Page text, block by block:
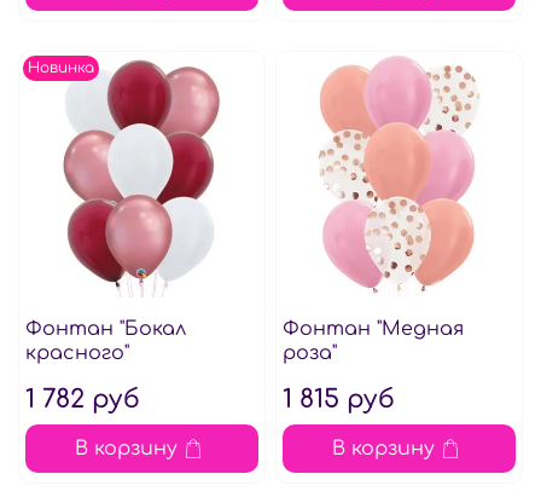
Новинка
Фонтан "Бокал
красного"
1 782 руб
В корзину
Фонтан "Медная
роза"
1 815 руб
В корзину